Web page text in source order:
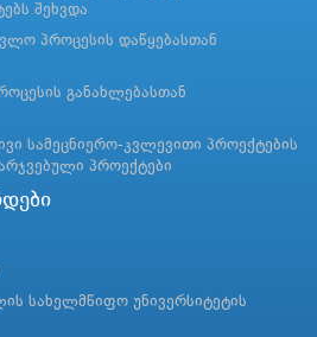
შეხვდა
პროცესის დაწყებასთან
განახლებასთან
სამეცნიერო-კვლევითი პროექტების
პროექტები
სახელმწიფო უნივერსიტეტის